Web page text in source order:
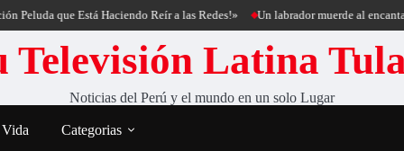
que Está Haciendo Reír a las Redes!» Un labrador muerde al encantador
Televisión Latina
Noticias del Perú y el mundo en un solo Lugar
Categorias